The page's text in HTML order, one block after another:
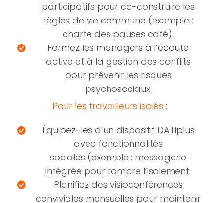
participatifs pour co-construire les
règles de vie commune (exemple :
charte des pauses café).
Formez les managers à l’écoute
active et à la gestion des conflits
pour prévenir les risques
psychosociaux.
Pour les travailleurs isolés :
Équipez-les d’un dispositif DATIplus
avec fonctionnalités
sociales (exemple : messagerie
intégrée pour rompre l’isolement.
Planifiez des visioconférences
conviviales mensuelles pour maintenir